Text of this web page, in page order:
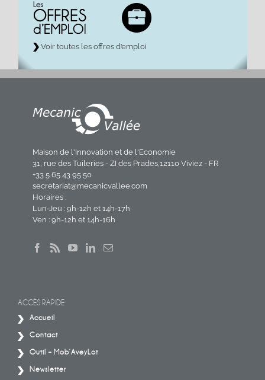
Voir toutes les offres d’emploi
Maison de l'Innovation et de l'Economie
31, rue des Tuileries - ZI des Prades,12110 Viviez - FR
+33 5 65 43 95 50
secretariat@mecanicvallee.com
Horaires :
Lun-Jeu : 9h-12h et 14h-17h
Ven : 9h-12h et 14h-16h
ACCÈS RAPIDE
Accueil
Contact
Outil – Mob’AveyLot
Newsletter